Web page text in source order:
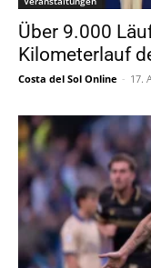
Über 9.000
Kilometerlauf
Costa del Sol Online - 17.